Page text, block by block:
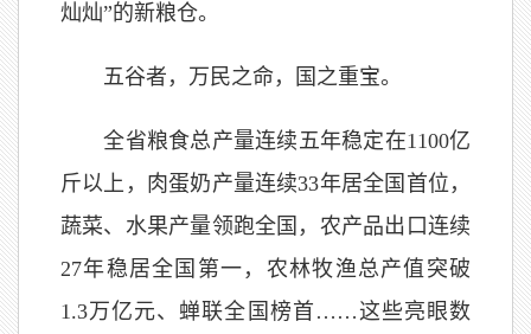
灿灿”的新粮仓。
五谷者，万民之命，国之重宝。
全省粮食总产量连续五年稳定在1100亿
斤以上，肉蛋奶产量连续33年居全国首位，
蔬菜、水果产量领跑全国，农产品出口连续
27年稳居全国第一，农林牧渔总产值突破
1.3万亿元、蝉联全国榜首……这些亮眼数